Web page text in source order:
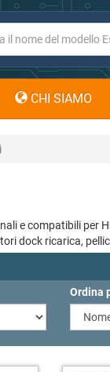
CHI SIAMO
e compatibili per
dock ricarica,
Ordina